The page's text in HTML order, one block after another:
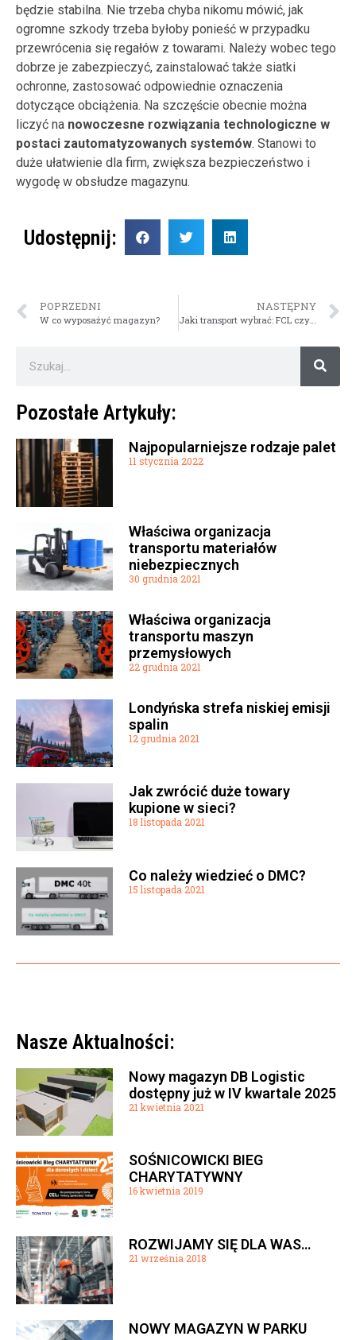
będzie stabilna. Nie trzeba chyba nikomu mówić, jak
ogromne szkody trzeba byłoby ponieść w przypadku
przewrócenia się regałów z towarami. Należy wobec tego
dobrze je zabezpieczyć, zainstalować także siatki
ochronne, zastosować odpowiednie oznaczenia
dotyczące obciążenia. Na szczęście obecnie można
liczyć na nowoczesne rozwiązania technologiczne w
postaci zautomatyzowanych systemów. Stanowi to
duże ułatwienie dla firm, zwiększa bezpieczeństwo i
wygodę w obsłudze magazynu.
Udostępnij:
POPRZEDNI
W co wyposażyć magazyn?
NASTĘPNY
Jaki transport wybrać: FCL czy LCL?
Pozostałe Artykuły:
Najpopularniejsze rodzaje palet
11 stycznia 2022
Właściwa organizacja
transportu materiałów
niebezpiecznych
30 grudnia 2021
Właściwa organizacja
transportu maszyn
przemysłowych
22 grudnia 2021
Londyńska strefa niskiej emisji
spalin
12 grudnia 2021
Jak zwrócić duże towary
kupione w sieci?
18 listopada 2021
Co należy wiedzieć o DMC?
15 listopada 2021
Nasze Aktualności:
Nowy magazyn DB Logistic
dostępny już w IV kwartale 2025
21 kwietnia 2021
SOŚNICOWICKI BIEG
CHARYTATYWNY
16 kwietnia 2019
ROZWIJAMY SIĘ DLA WAS…
21 września 2018
NOWY MAGAZYN W PARKU